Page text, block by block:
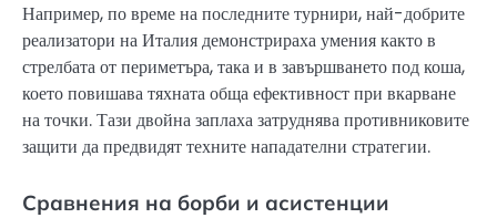
Например, по време на последните турнири, най-добрите
реализатори на Италия демонстрираха умения както в
стрелбата от периметъра, така и в завършването под коша,
което повишава тяхната обща ефективност при вкарване
на точки. Тази двойна заплаха затруднява противниковите
защити да предвидят техните нападателни стратегии.
Сравнения на борби и асистенции